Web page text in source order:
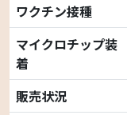
ワクチン接種
マイクロチップ装
着
販売状況